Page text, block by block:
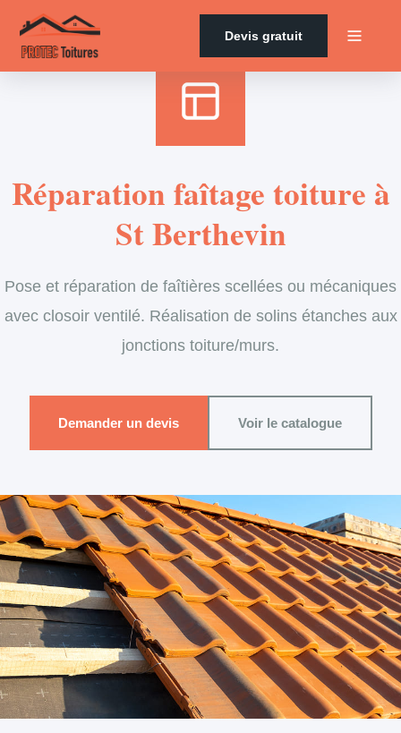
Devis gratuit
Réparation faîtage toiture à
St Berthevin
Pose et réparation de faîtières scellées ou mécaniques
avec closoir ventilé. Réalisation de solins étanches aux
jonctions toiture/murs.
Demander un devis Voir le catalogue